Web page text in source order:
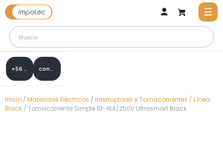
+56 9 8288 0307 contacto@impotec.cl
Inicio / Materiales Eléctricos / Interruptores y Tomacorrientes / Línea
Black / Tomacorriente Simple 10-16A/250V Ultrasmart Black